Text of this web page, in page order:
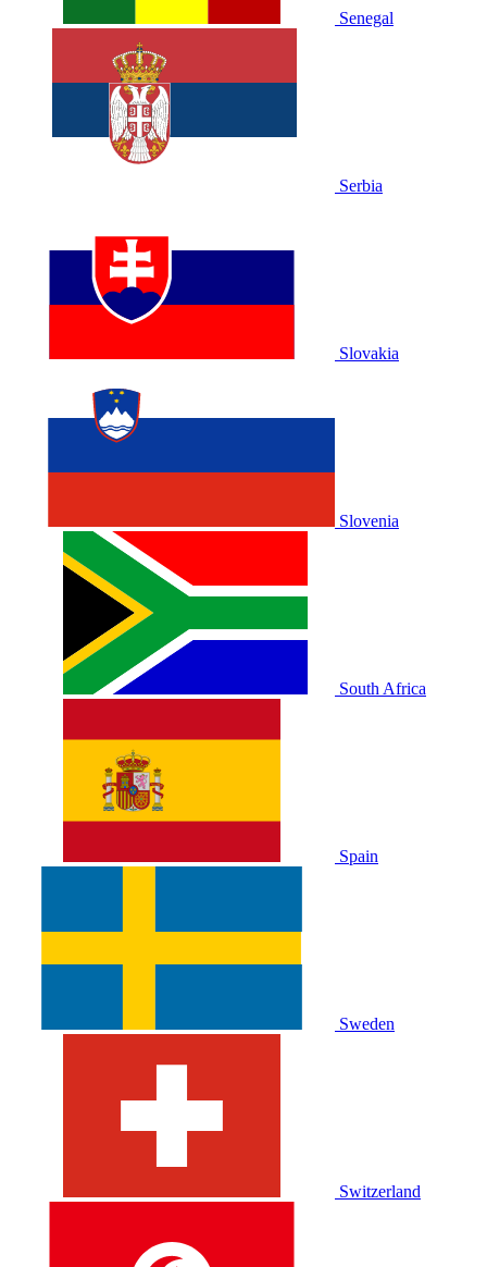
Senegal
Serbia
Slovakia
Slovenia
South Africa
Spain
Sweden
Switzerland